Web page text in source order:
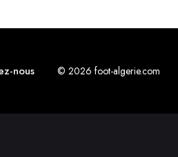
nous © 2026 foot-algerie.com